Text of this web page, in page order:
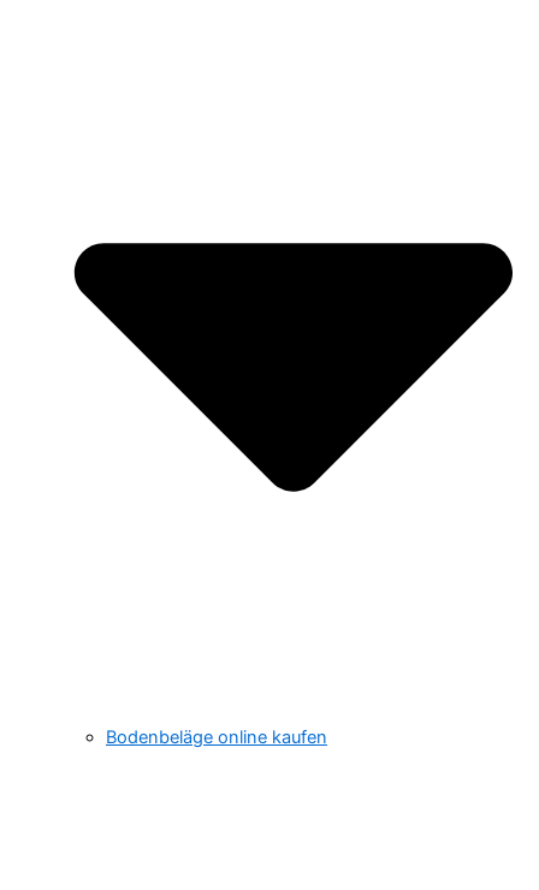
Bodenbeläge online kaufen